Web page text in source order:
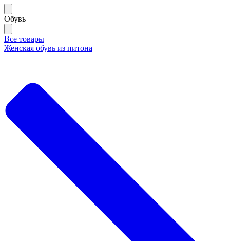
Обувь
Все товары
Женская обувь из питона